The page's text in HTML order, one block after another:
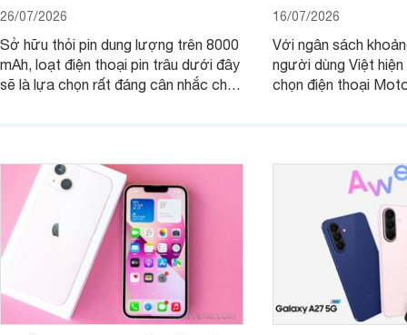
26/07/2026
Sở hữu thỏi pin dung lượng trên 8000
mAh, loạt điện thoại pin trâu dưới đây
sẽ là lựa chọn rất đáng cân nhắc cho
16/07/2026
Với ngân sách
người dùng Việt
chọn điện thoại